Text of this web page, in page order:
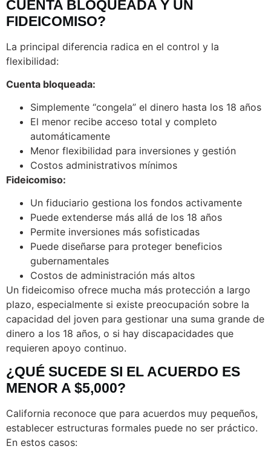
CUENTA BLOQUEADA Y UN
FIDEICOMISO?
La principal diferencia radica en el control y la
flexibilidad:
Cuenta bloqueada:
Simplemente “congela” el dinero hasta los 18 años
El menor recibe acceso total y completo
automáticamente
Menor flexibilidad para inversiones y gestión
Costos administrativos mínimos
Fideicomiso:
Un fiduciario gestiona los fondos activamente
Puede extenderse más allá de los 18 años
Permite inversiones más sofisticadas
Puede diseñarse para proteger beneficios
gubernamentales
Costos de administración más altos
Un fideicomiso ofrece mucha más protección a largo
plazo, especialmente si existe preocupación sobre la
capacidad del joven para gestionar una suma grande de
dinero a los 18 años, o si hay discapacidades que
requieren apoyo continuo.
¿QUÉ SUCEDE SI EL ACUERDO ES
MENOR A $5,000?
California reconoce que para acuerdos muy pequeños,
establecer estructuras formales puede no ser práctico.
En estos casos: